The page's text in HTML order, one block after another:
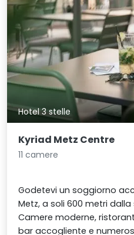
Hotel 3 stelle
Kyriad Metz Centre
11 camere
Godetevi un soggiorno
Metz, a soli 600 metri dalla
Camere moderne,
bar accogliente e